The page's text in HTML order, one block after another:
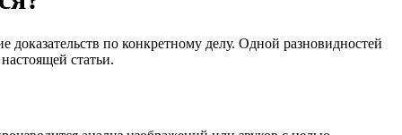
по конкретному делу. Одной разновидностей
статьи.